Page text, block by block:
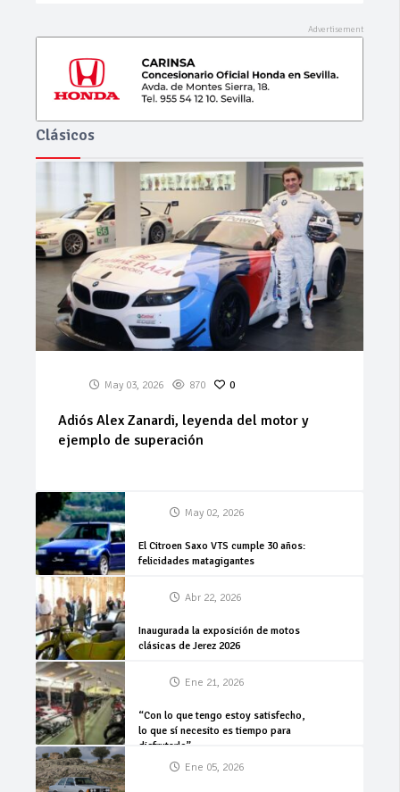
Clásicos
May 03, 2026 870 0
Adiós Alex Zanardi, leyenda del motor y
ejemplo de superación
May 02, 2026
El Citroen Saxo VTS cumple 30 años:
felicidades matagigantes
Abr 22, 2026
Inaugurada la exposición de motos
clásicas de Jerez 2026
Ene 21, 2026
“Con lo que tengo estoy satisfecho,
lo que sí necesito es tiempo para
disfrutarlo”
Ene 05, 2026